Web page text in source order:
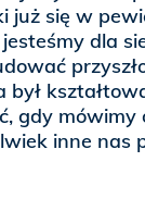
już się w
dla
gdy mówimy
inne nas